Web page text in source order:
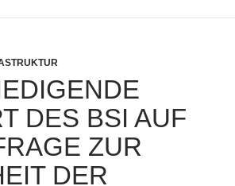
DES BSI AUF
ZUR
DER